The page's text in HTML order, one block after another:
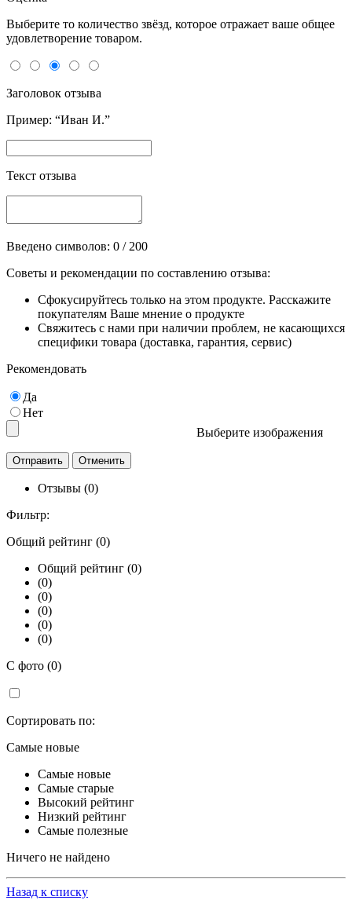
Выберите то количество звёзд, которое отражает ваше общее
удовлетворение товаром.
Заголовок отзыва
Пример: “Иван И.”
Текст отзыва
Введено символов: 0 / 200
Советы и рекомендации по составлению отзыва:
Сфокусируйтесь только на этом продукте. Расскажите
покупателям Ваше мнение о продукте
Свяжитесь с нами при наличии проблем, не касающихся
специфики товара (доставка, гарантия, сервис)
Рекомендовать
Да
Нет
Выберите изображения
Отзывы (0)
Фильтр:
Общий рейтинг (0)
Общий рейтинг (0)
(0)
(0)
(0)
(0)
(0)
С фото (0)
Сортировать по:
Самые новые
Самые новые
Самые старые
Высокий рейтинг
Низкий рейтинг
Самые полезные
Ничего не найдено
Назад к списку